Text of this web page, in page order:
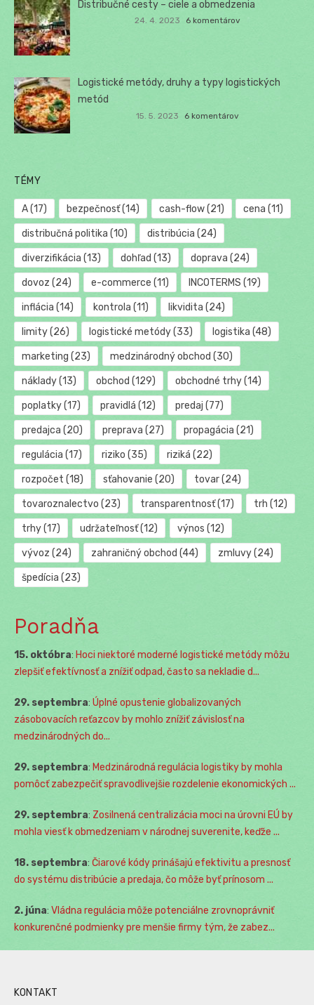
Distribučné cesty – ciele a obmedzenia
24. 4. 2023 6 komentárov
Logistické metódy, druhy a typy logistických
metód
15. 5. 2023 6 komentárov
TÉMY
A(17) bezpečnosť(14) cash-flow(21) cena (11)
distribučná politika (10) distribúcia (24)
diverzifikácia (13) dohľad (13) doprava (24)
dovoz (24) e-commerce (11) INCOTERMS (19)
inflácia (14) kontrola (11) likvidita (24)
limity(26) logistické metódy(33) logistika (48)
marketing (23) medzinárodný obchod (30)
náklady(13) obchod (129) obchodné trhy(14)
poplatky(17) pravidlá (12) predaj (77)
predajca (20) preprava (27) propagácia (21)
regulácia (17) riziko (35) riziká (22)
rozpočet (18) sťahovanie (20) tovar(24)
tovaroznalectvo (23) transparentnosť(17) trh (12)
trhy(17) udržateľnosť(12) výnos (12)
vývoz (24) zahraničný obchod (44) zmluvy(24)
špedícia (23)
Poradňa
15. októbra: Hoci niektoré moderné logistické metódy môžu
zlepšiť efektívnosť a znížiť odpad, často sa nekladie d...
29. septembra: Úplné opustenie globalizovaných
zásobovacích reťazcov by mohlo znížiť závislosť na
medzinárodných do...
29. septembra: Medzinárodná regulácia logistiky by mohla
pomôcť zabezpečiť spravodlivejšie rozdelenie ekonomických ...
29. septembra: Zosilnená centralizácia moci na úrovni EÚ by
mohla viesť k obmedzeniam v národnej suverenite, keďže ...
18. septembra: Čiarové kódy prinášajú efektivitu a presnosť
do systému distribúcie a predaja, čo môže byť prínosom ...
2. júna: Vládna regulácia môže potenciálne zrovnoprávniť
konkurenčné podmienky pre menšie firmy tým, že zabez...
KONTAKT